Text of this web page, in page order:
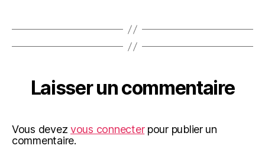
Laisser un commentaire
Vous devezvous connecterpour publier un
commentaire.